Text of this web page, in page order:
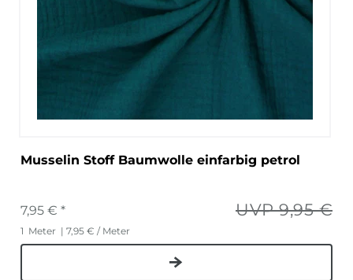
Musselin Stoff Baumwolle einfarbig petrol
UVP 9,95 €
7,95 € *
1 Meter | 7,95 € / Meter